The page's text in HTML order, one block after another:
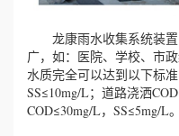
龙康雨水收集系统装置
广，如：医院、学校、市
水质完全可以达到以下标准
SS≤10mg/L；道路浇洒
COD≤30mg/L，SS≤5mg/L。